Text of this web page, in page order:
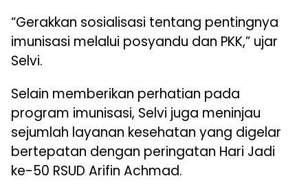
“Gerakkan sosialisasi tentang pentingnya
imunisasi melalui posyandu dan PKK,” ujar
Selvi.
Selain memberikan perhatian pada
program imunisasi, Selvi juga meninjau
sejumlah layanan kesehatan yang digelar
bertepatan dengan peringatan Hari Jadi
ke-50 RSUD Arifin Achmad.